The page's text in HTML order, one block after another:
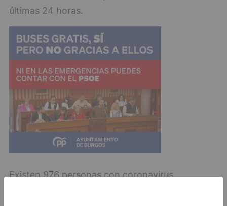
últimas 24 horas.
Existen 976 personas con coronavirus